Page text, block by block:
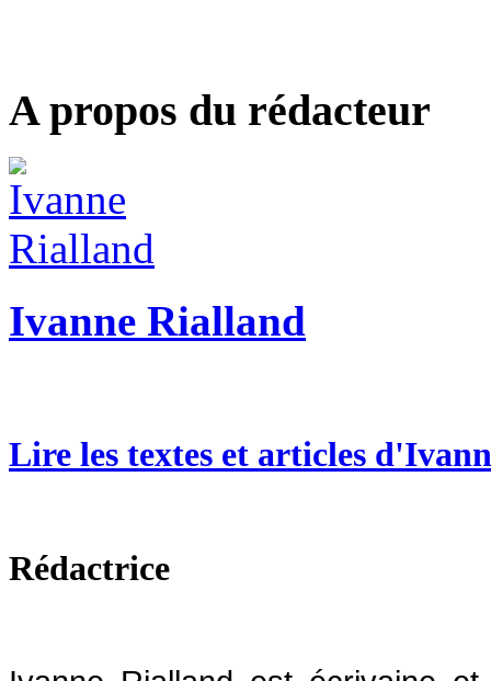
A propos du rédacteur
Ivanne Rialland
Lire les textes et articles
Rédactrice